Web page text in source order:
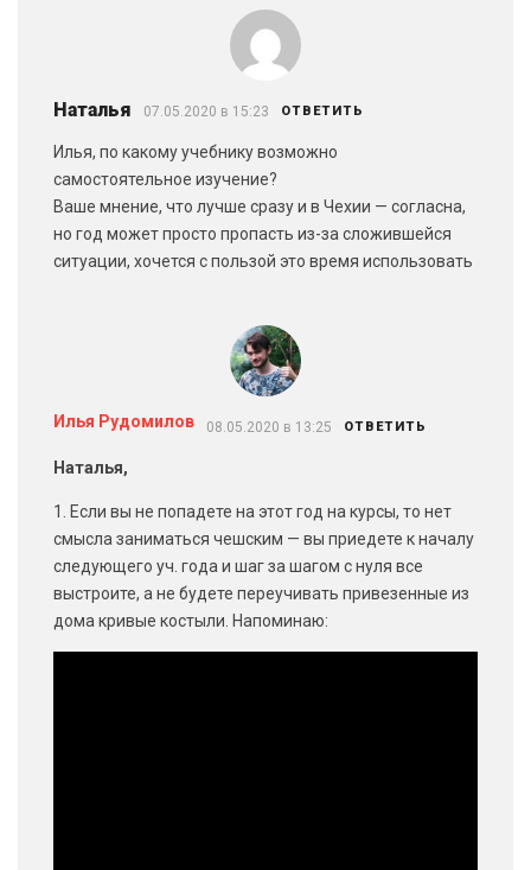
Наталья 07.05.2020 в 15:23 ОТВЕТИТЬ
Илья, по какому учебнику возможно
самостоятельное изучение?
Ваше мнение, что лучше сразу и в Чехии — согласна,
но год может просто пропасть из-за сложившейся
ситуации, хочется с пользой это время использовать
Илья Рудомилов 08.05.2020 в 13:25 ОТВЕТИТЬ
Наталья,
1. Если вы не попадете на этот год на курсы, то нет
смысла заниматься чешским — вы приедете к началу
следующего уч. года и шаг за шагом с нуля все
выстроите, а не будете переучивать привезенные из
дома кривые костыли. Напоминаю: